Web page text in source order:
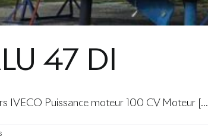
47 DI
IVECO Puissance moteur 100 CV Moteur [...]